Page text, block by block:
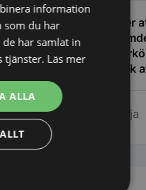
fick hur
inför köpet
kunnandet
egen
som
är relativt
företag får bli
när
Mats
Efter
Tänk
Marja
information
som du har
har samlat in
tjänster. Läs mer
ALLA